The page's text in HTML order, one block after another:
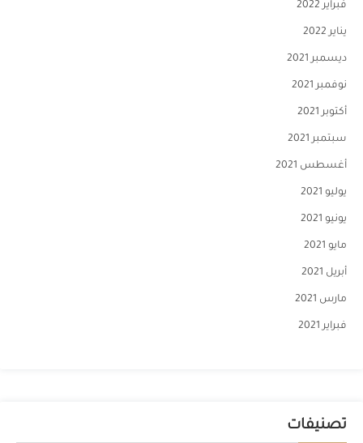
فبراير 2022
يناير 2022
ديسمبر 2021
نوفمبر 2021
أكتوبر 2021
سبتمبر 2021
أغسطس 2021
يوليو 2021
يونيو 2021
مايو 2021
أبريل 2021
مارس 2021
فبراير 2021
تصنيفات